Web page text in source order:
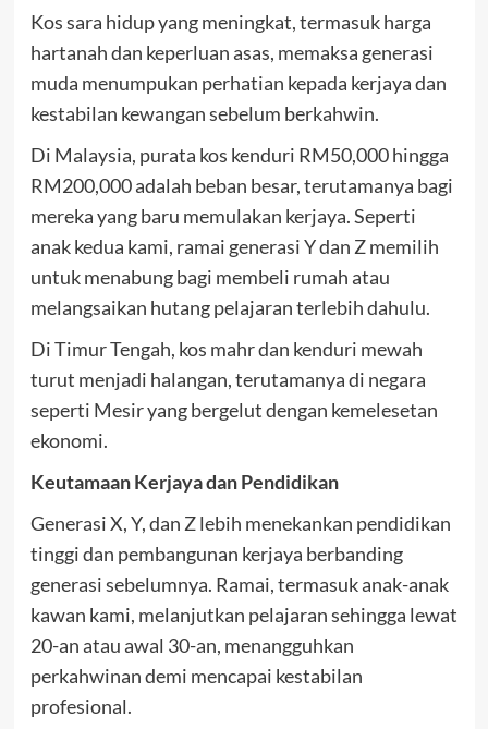
Kos sara hidup yang meningkat, termasuk harga
hartanah dan keperluan asas, memaksa generasi
muda menumpukan perhatian kepada kerjaya dan
kestabilan kewangan sebelum berkahwin.
Di Malaysia, purata kos kenduri RM50,000 hingga
RM200,000 adalah beban besar, terutamanya bagi
mereka yang baru memulakan kerjaya. Seperti
anak kedua kami, ramai generasi Y dan Z memilih
untuk menabung bagi membeli rumah atau
melangsaikan hutang pelajaran terlebih dahulu.
Di Timur Tengah, kos mahr dan kenduri mewah
turut menjadi halangan, terutamanya di negara
seperti Mesir yang bergelut dengan kemelesetan
ekonomi.
Keutamaan Kerjaya dan Pendidikan
Generasi X, Y, dan Z lebih menekankan pendidikan
tinggi dan pembangunan kerjaya berbanding
generasi sebelumnya. Ramai, termasuk anak-anak
kawan kami, melanjutkan pelajaran sehingga lewat
20-an atau awal 30-an, menangguhkan
perkahwinan demi mencapai kestabilan
profesional.